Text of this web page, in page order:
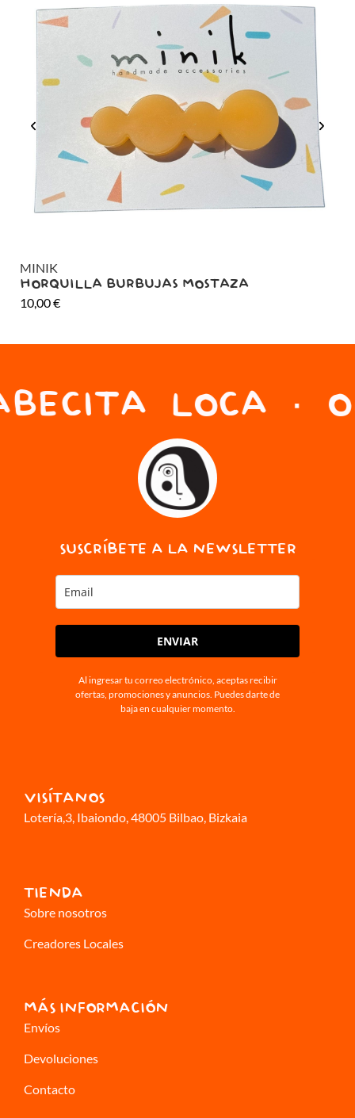
MINIK
HORQUILLA BURBUJAS MOSTAZA
10,00€
LOCA ·
SUSCRÍBETE A LA NEWSLETTER
ENVIAR
Al ingresar tu correo electrónico, aceptas recibir
ofertas, promociones y anuncios. Puedes darte de
baja en cualquier momento.
VISÍTANOS
Lotería,3, Ibaiondo, 48005 Bilbao, Bizkaia
TIENDA
Sobre nosotros
Creadores Locales
MÁS INFORMACIÓN
Envíos
Devoluciones
Contacto